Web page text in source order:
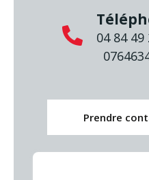
04 84 49
Prendre